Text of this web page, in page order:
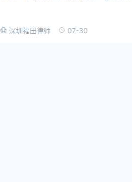
深圳福田律师 07-30